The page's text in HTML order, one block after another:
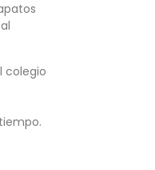
colegio